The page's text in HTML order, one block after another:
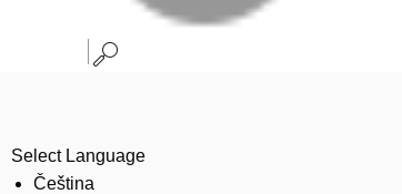
Select Language
Čeština